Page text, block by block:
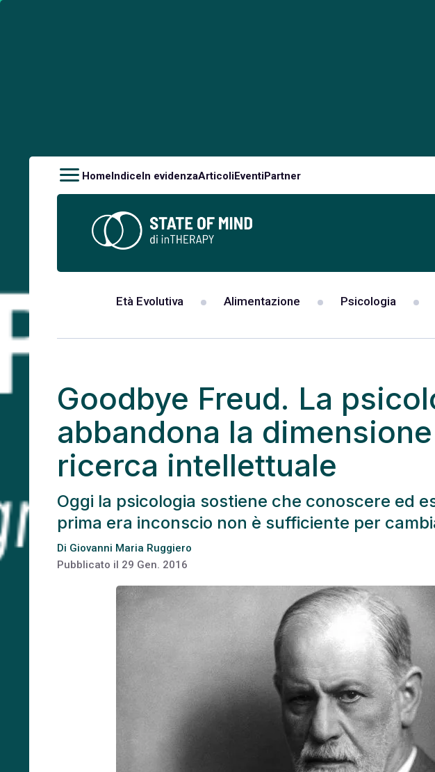
HomeIndiceIn evidenzaArticoliEventiPartner
Età Evolutiva Alimentazione Psicologia
Goodbye Freud. La
abbandona la
ricerca intellettuale
Oggi la psicologia sostiene che conoscere ed
prima era inconscio non è sufficiente per
Di Giovanni Maria Ruggiero
Pubblicato il 29 Gen. 2016